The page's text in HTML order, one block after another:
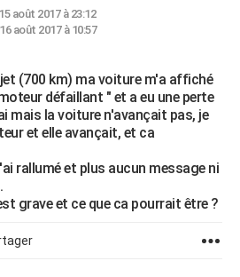
août 2017 à 23:12
16 août 2017 à 10:57
(700 km) ma voiture m'a affiché
défaillant " et a eu une perte
mais la voiture n'avançait pas, je
et elle avançait, et ca
rallumé et plus aucun message ni
grave et ce que ca pourrait être ?